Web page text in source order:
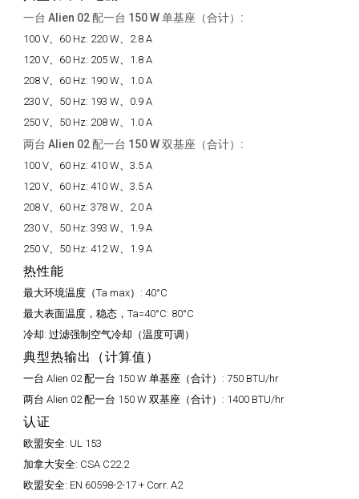
一台 Alien 02 配一台 150 W 单基座（合计）:
100 V、60 Hz: 220 W、2.8 A
120 V、60 Hz: 205 W、1.8 A
208 V、60 Hz: 190 W、1.0 A
230 V、50 Hz: 193 W、0.9 A
250 V、50 Hz: 208 W、1.0 A
两台 Alien 02 配一台 150 W 双基座（合计）:
100 V、60 Hz: 410 W、3.5 A
120 V、60 Hz: 410 W、3.5 A
208 V、60 Hz: 378 W、2.0 A
230 V、50 Hz: 393 W、1.9 A
250 V、50 Hz: 412 W、1.9 A
热性能
最大环境温度（Ta max）: 40°C
最大表面温度，稳态，Ta=40°C: 80°C
冷却: 过滤强制空气冷却（温度可调）
典型热输出（计算值）
一台 Alien 02 配一台 150 W 单基座（合计）: 750 BTU/hr
两台 Alien 02 配一台 150 W 双基座（合计）: 1400 BTU/hr
认证
欧盟安全: UL 153
加拿大安全: CSA C22.2
欧盟安全: EN 60598-2-17 + Corr. A2